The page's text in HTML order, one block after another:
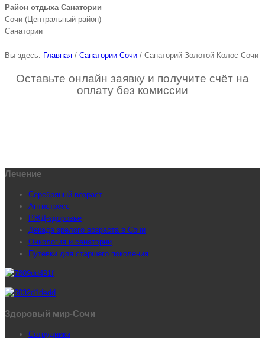
Район отдыха Санатории
Сочи (Центральный район)
Санатории
Вы здесь: Главная / Санатории Сочи / Санаторий Золотой Колос Сочи
Оставьте онлайн заявку и получите счёт на
оплату без комиссии
Лечение
Серебряный возраст
Антистресс
РЖД-здоровье
Декада зрелого возраста в Сочи
Онкология и санатории
Путевки для старшего поколения
Здоровый мир-Сочи
Сотрудники